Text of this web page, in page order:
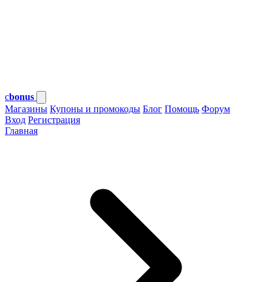
cbonus
Магазины Купоны и промокоды Блог Помощь Форум
Вход Регистрация
Главная